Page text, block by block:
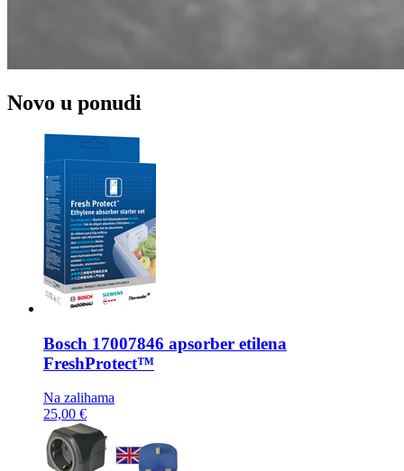
Novo u ponudi
Bosch 17007846 apsorber etilena
FreshProtect™
Na zalihama
25,00 €